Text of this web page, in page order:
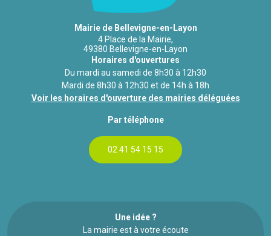
Mairie de Bellevigne-en-Layon
4 Place de la Mairie,
49380 Bellevigne-en-Layon
Horaires d'ouvertures
Du mardi au samedi de 8h30 à 12h30
Mardi de 8h30 à 12h30 et de 14h à 18h
Voir les horaires d'ouverture des mairies déléguées
Par téléphone
02 41 54 15 15
Une idée ?
La mairie est à votre écoute